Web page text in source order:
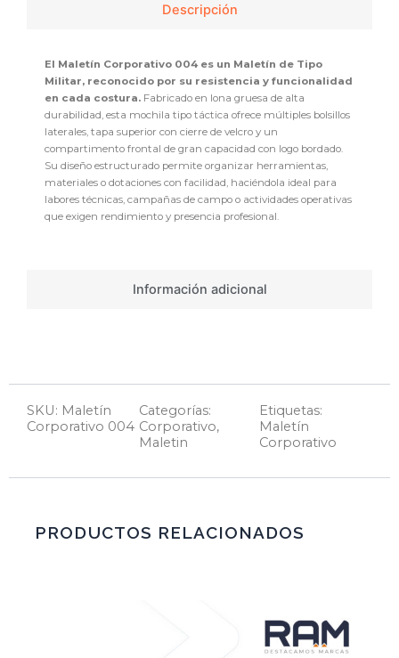
Descripción
Información adicional
El Maletín Corporativo 004 es un Maletín de Tipo
Militar, reconocido por su resistencia y funcionalidad
en cada costura. Fabricado en lona gruesa de alta
durabilidad, esta mochila tipo táctica ofrece múltiples bolsillos
laterales, tapa superior con cierre de velcro y un
compartimento frontal de gran capacidad con logo bordado.
Su diseño estructurado permite organizar herramientas,
materiales o dotaciones con facilidad, haciéndola ideal para
labores técnicas, campañas de campo o actividades operativas
que exigen rendimiento y presencia profesional.
SKU: Maletín
Corporativo 004
Categorías:
Corporativo,
Maletin
Etiquetas:
Maletín
Corporativo
PRODUCTOS RELACIONADOS